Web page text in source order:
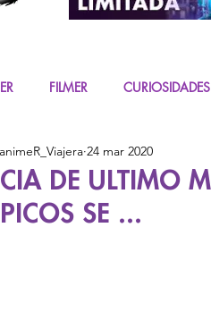
FILMER CURIOSIDADES
FIGURAS
DE ULTIMO
SE ...
24 mar 2020